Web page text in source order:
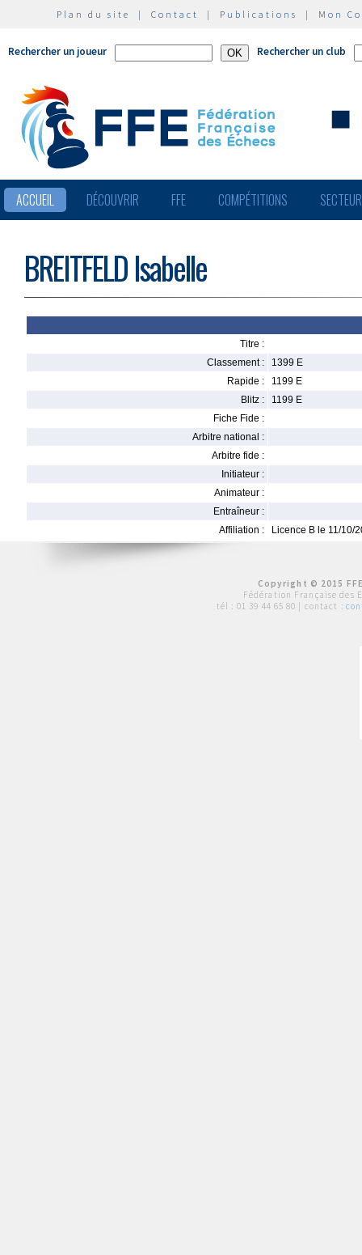
Plan du site | Contact | Publications | Mon
Rechercher un joueur Rechercher un club
ACCUEIL DÉCOUVRIR FFE COMPÉTITIONS
BREITFELD Isabelle
Titre :
Classement :
1399 E
Rapide :
1199 E
Blitz :
1199 E
Fiche Fide :
Arbitre national :
Arbitre fide :
Initiateur :
Animateur :
Entraîneur :
Affiliation :
Licence B le 11/10/
Copyright © 2015
Fédération Française des
tél : 01 39 44 65 80 | contact :